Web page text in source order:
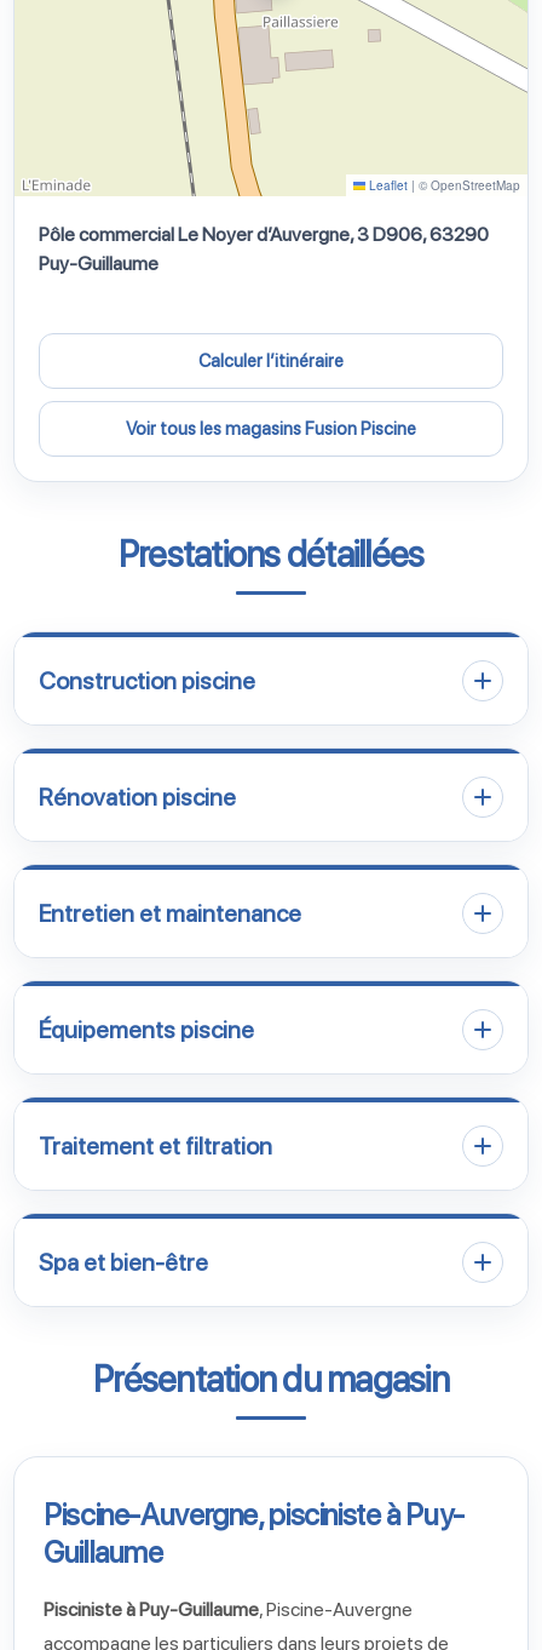
Leaflet | © OpenStreetMap
Pôle commercial Le Noyer d’Auvergne, 3 D906, 63290
Puy-Guillaume
Calculer l’itinéraire
Voir tous les magasins Fusion Piscine
Prestations détaillées
Construction piscine
Rénovation piscine
Entretien et maintenance
Équipements piscine
Traitement et filtration
Spa et bien-être
Présentation du magasin
Piscine-Auvergne, pisciniste à Puy-
Guillaume
Pisciniste à Puy-Guillaume, Piscine-Auvergne
accompagne les particuliers dans leurs projets de